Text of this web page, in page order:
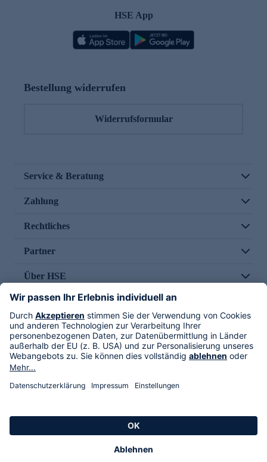
HSE App
Bestellung widerrufen
Widerrufsformular
Service & Beratung
Zahlung
Rechtliches
Partner
Über HSE
Im TV
HSE International